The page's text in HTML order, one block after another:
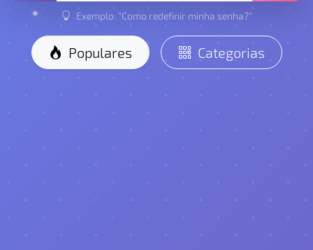
Exemplo: "Como redefinir minha senha?"
Populares Categorias